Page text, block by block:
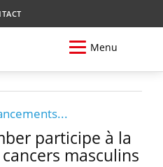
Menu
participe à la
masculins